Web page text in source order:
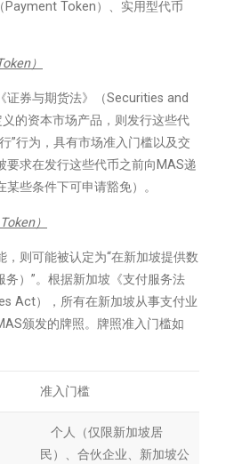
Payment Token）、实用型代币
）
证券与期货法》（Securities and
的资本市场产品，则发行这些代
”行为，具有市场准入门槛以及交
要求在发行这些代币之前向MAS递
些条件下可申请豁免）。
）
，则可能被认定为“在新加坡提供数
务）”。根据新加坡《支付服务法
Act），所有在新加坡从事支付业
颁发的牌照。牌照准入门槛如
准入门槛
 个人（仅限新加坡居
民）、合伙企业、新加坡公